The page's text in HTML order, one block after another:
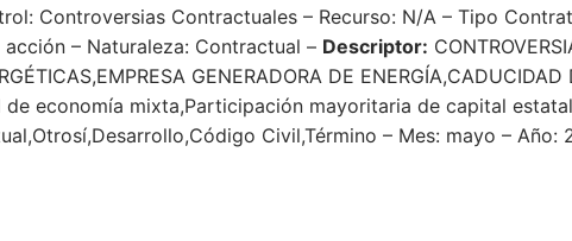
Controversias Contractuales – Recurso: N/A – Tipo
– Naturaleza: Contractual – Descriptor:
GENERADORA DE
economía mixta,Participación mayoritaria de capital
Civil,Término – Mes: mayo – Año: